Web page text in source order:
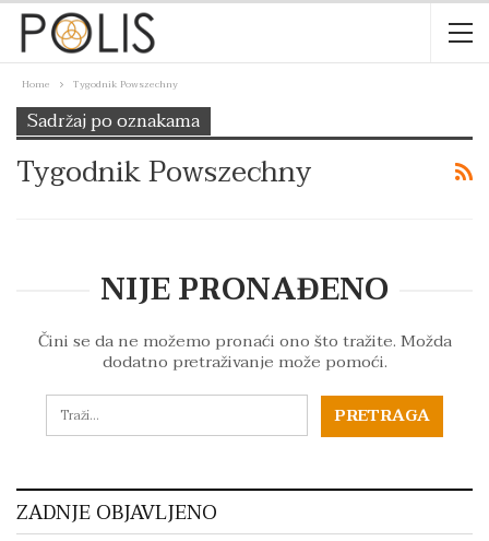
Home Tygodnik Powszechny
Sadržaj po oznakama
Tygodnik Powszechny
NIJE PRONAĐENO
Čini se da ne možemo pronaći ono što tražite. Možda
dodatno pretraživanje može pomoći.
ZADNJE OBJAVLJENO